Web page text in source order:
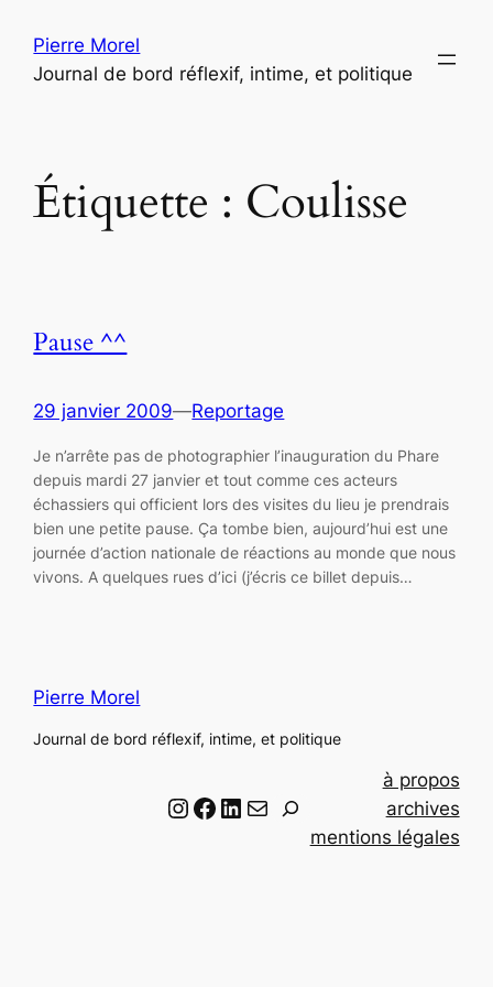
contenu
Pierre Morel
Journal de bord réflexif, intime, et politique
Étiquette : Coulisse
Pause ^^
29 janvier 2009—Reportage
Je n’arrête pas de photographier l’inauguration du Phare
depuis mardi 27 janvier et tout comme ces acteurs
échassiers qui officient lors des visites du lieu je prendrais
bien une petite pause. Ça tombe bien, aujourd’hui est une
journée d’action nationale de réactions au monde que nous
vivons. A quelques rues d’ici (j’écris ce billet depuis…
Pierre Morel
Journal de bord réflexif, intime, et politique
Instagram Facebook LinkedIn Email
à propos
archives
mentions légales